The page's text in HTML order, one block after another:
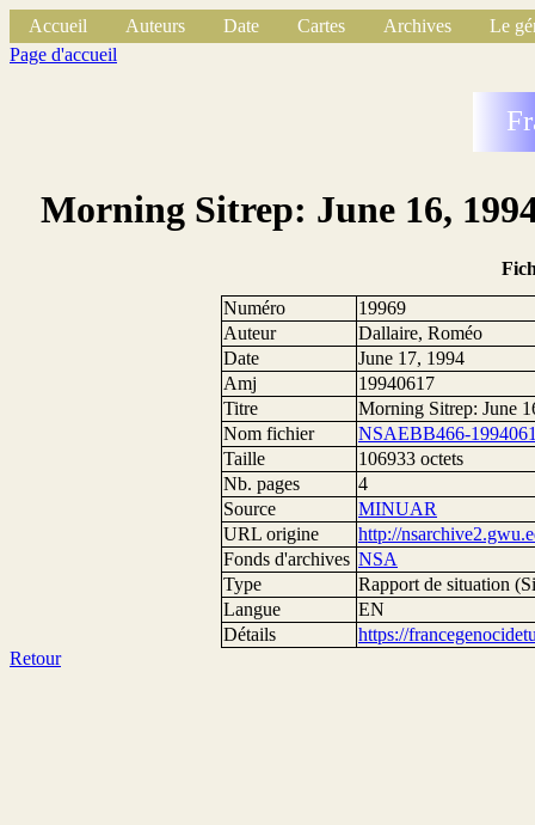
Accueil Auteurs Date Cartes Archives
Le
Page d'accueil
Morning Sitrep: June 16,
Numéro
19969
Auteur
Dallaire, Roméo
Date
June 17, 1994
Amj
19940617
Titre
Morning Sitrep: June
Nom fichier
NSAEBB466-
Taille
106933 octets
Nb. pages
4
Source
MINUAR
URL origine
http://
Fonds d'archives NSA
Type
Rapport de situation
Langue
EN
Détails
https://
Retour